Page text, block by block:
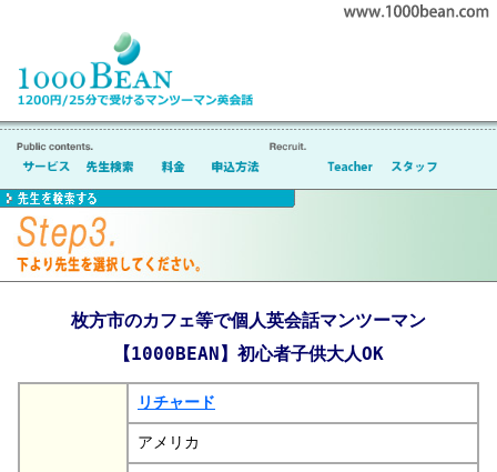
枚方市のカフェ等で個人英会話マンツーマン
【1000BEAN】初心者子供大人OK
リチャード
アメリカ